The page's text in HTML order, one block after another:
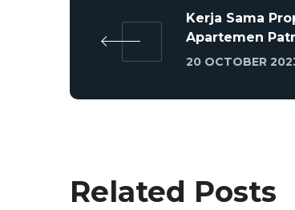
Kerja Sama
Apartemen
20 OCTOBER
Related Posts